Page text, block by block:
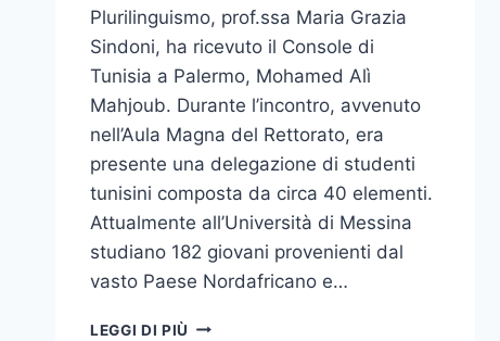
Plurilinguismo, prof.ssa Maria Grazia
Sindoni, ha ricevuto il Console di
Tunisia a Palermo, Mohamed Alì
Mahjoub. Durante l’incontro, avvenuto
nell’Aula Magna del Rettorato, era
presente una delegazione di studenti
tunisini composta da circa 40 elementi.
Attualmente all’Università di Messina
studiano 182 giovani provenienti dal
vasto Paese Nordafricano e…
LEGGI DI PIÙ IL